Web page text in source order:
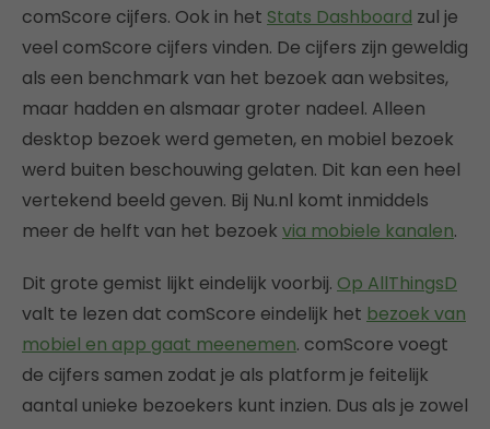
comScore cijfers. Ook in het Stats Dashboard zul je
veel comScore cijfers vinden. De cijfers zijn geweldig
als een benchmark van het bezoek aan websites,
maar hadden en alsmaar groter nadeel. Alleen
desktop bezoek werd gemeten, en mobiel bezoek
werd buiten beschouwing gelaten. Dit kan een heel
vertekend beeld geven. Bij Nu.nl komt inmiddels
meer de helft van het bezoek via mobiele kanalen.
Dit grote gemist lijkt eindelijk voorbij. Op AllThingsD
valt te lezen dat comScore eindelijk het bezoek van
mobiel en app gaat meenemen. comScore voegt
de cijfers samen zodat je als platform je feitelijk
aantal unieke bezoekers kunt inzien. Dus als je zowel